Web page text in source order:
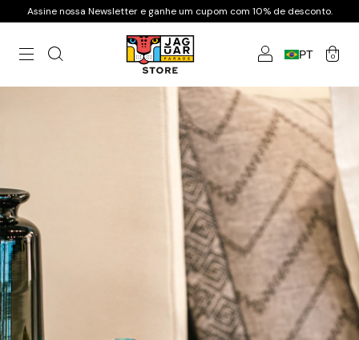
Assine nossa Newsletter e ganhe um cupom com 10% de desconto.
PT 0